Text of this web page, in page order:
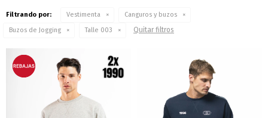
Filtrando por: Vestimenta
Canguros y buzos
Buzos de Jogging
Talle 003 Quitar filtros